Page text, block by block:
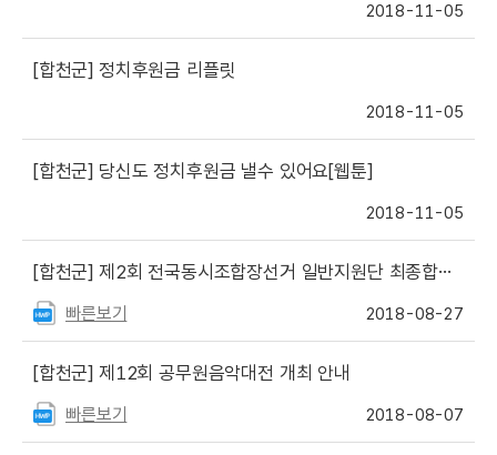
2018-11-05
[합천군] 정치후원금 리플릿
2018-11-05
[합천군] 당신도 정치후원금 낼수 있어요[웹툰]
2018-11-05
[합천군] 제2회 전국동시조합장선거 일반지원단 최종합격자 명단 발표
빠른보기 2018-08-27
[합천군] 제12회 공무원음악대전 개최 안내
빠른보기 2018-08-07